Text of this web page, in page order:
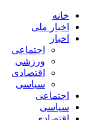
خانه
اخبار ملی
اخبار
اجتماعی
ورزشی
اقتصادی
سیاسی
اجتماعی
سیاسی